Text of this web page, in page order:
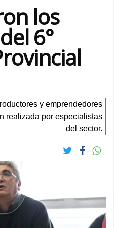
los
6°
y emprendedores
realizada por especialistas
del sector.